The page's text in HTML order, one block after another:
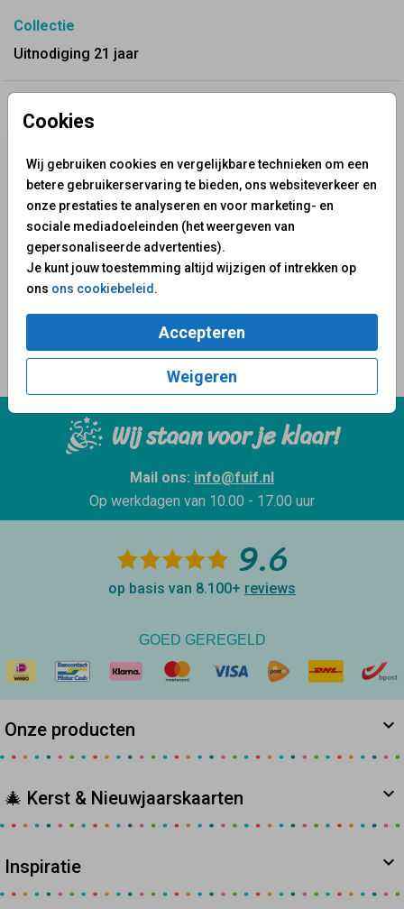
Cookies
Wij gebruiken cookies en vergelijkbare technieken om een
betere gebruikerservaring te bieden, ons websiteverkeer en
onze prestaties te analyseren en voor marketing- en
sociale mediadoeleinden (het weergeven van
gepersonaliseerde advertenties).
Je kunt jouw toestemming altijd wijzigen of intrekken op
ons ons cookiebeleid.
Accepteren
Weigeren
Collectie
Uitnodiging 21 jaar
✨ Deze ontwerpen vind je misschien ook leuk
Wij staan voor je klaar!
Mail ons: info@fuif.nl
Op werkdagen van 10.00 - 17.00 uur
9.6
op basis van 8.100+ reviews
GOED GEREGELD
Onze producten
🎄 Kerst & Nieuwjaarskaarten
Inspiratie